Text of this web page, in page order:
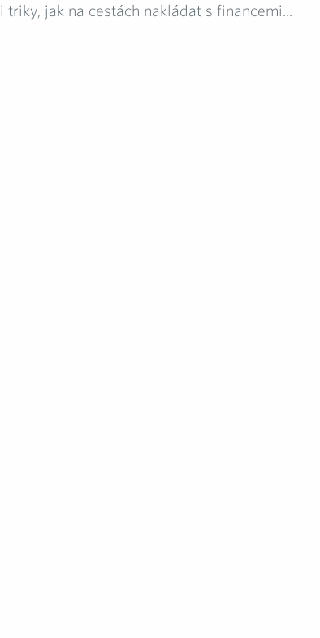
triky, jak na cestách nakládat s financemi...